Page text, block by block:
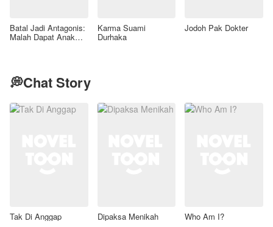
Batal Jadi Antagonis:
Malah Dapat Anak
Karma Suami
Durhaka
Jodoh Pak Dokter
💭Chat Story
Tak Di Anggap Dipaksa Menikah Who Am I?